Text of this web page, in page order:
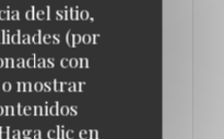
del sitio,
(por
con
o mostrar
clic en
SEMAINE ? (16-